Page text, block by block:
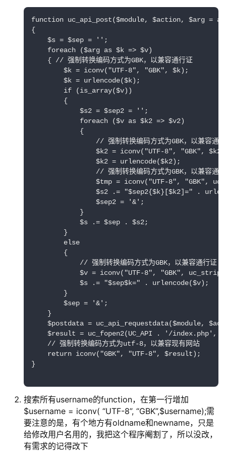
function uc_api_post($module, $action, $arg =
{
    $s = $sep = '';
    foreach ($arg as $k => $v)
    { // 强制转换编码方式为GBK，以兼容通行证
        $k = iconv("UTF-8", "GBK", $k);
        $k = urlencode($k);
        if (is_array($v))
        {
            $s2 = $sep2 = '';
            foreach ($v as $k2 => $v2)
            {
// 强制转换编码方式为GBK，以兼容通
$k2 = iconv("UTF-8", "GBK",
                $k2 = urlencode($k2);
// 强制转换编码方式为GBK，以兼容通
$tmp = iconv("UTF-8", "GBK",
$s2 .= "$sep2{$k}[$k2]=" .
                $sep2 = '&';
            }
            $s .= $sep . $s2;
        }
        else
        {
            // 强制转换编码方式为GBK，以兼容通行证
$v = iconv("UTF-8", "GBK",
            $s .= "$sep$k=" . urlencode($v);
        }
        $sep = '&';
    }
$postdata = uc_api_requestdata($module,
$result = uc_fopen2(UC_API . '/index.php',
    // 强制转换编码方式为utf-8，以兼容现有网站
    return iconv("GBK", "UTF-8", $result);
}
搜索所有username的function，在第一行增加
$username = iconv( “UTF-8”, “GBK”,$username);需
要注意的是，有个地方有oldname和newname，只是
给修改用户名用的，我把这个程序阉割了，所以没改，
有需求的记得改下